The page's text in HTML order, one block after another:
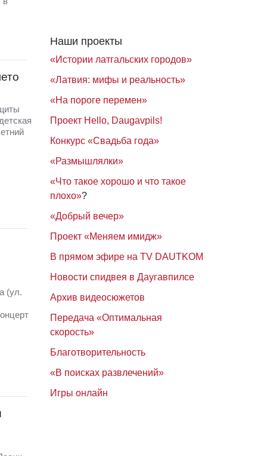
(ул.
Наши проекты
«Истории латгальских городов»
«Латвия: мифы и реальность»
«На пороге перемен»
Проект Hello, Daugavpils!
Конкурс «Свадьба года»
«Размышлялки»
«Что такое хорошо и что такое
плохо»?
«Добрый вечер»
Проект «Меняем имидж»
В прямом эфире на TV DAUTKOM
Новости спидвея в Даугавпилсе
Архив видеосюжетов
Передача «Оптимальная
скорость»
Благотворительность
«В поисках развлечений»
Игры онлайн